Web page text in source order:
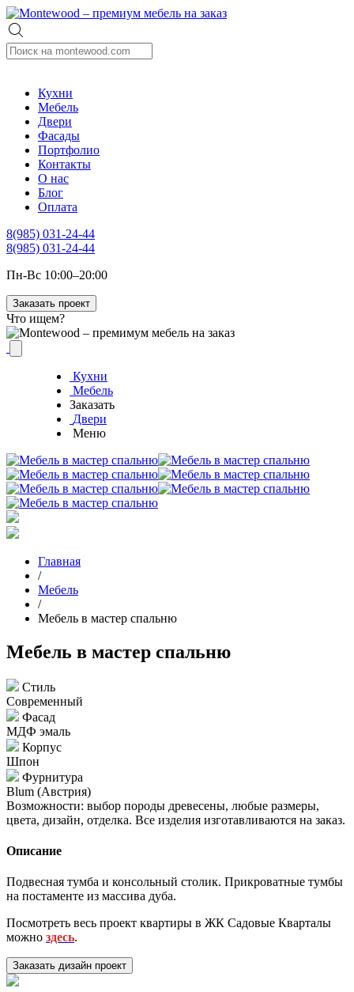
Кухни
Мебель
Двери
Фасады
Портфолио
Контакты
О нас
Блог
Оплата
8(985) 031-24-44
8(985) 031-24-44
Пн-Вс 10:00–20:00
Заказать проект
Что ищем?
Кухни
Мебель
Заказать
Двери
Меню
Главная
/
Мебель
/
Мебель в мастер спальню
Мебель в мастер спальню
Cтиль
Современный
Фасад
МДФ эмаль
Корпус
Шпон
Фурнитура
Blum (Австрия)
Возможности: выбор породы древесены, любые размеры,
цвета, дизайн, отделка. Все изделия изготавливаются на заказ.
Описание
Подвесная тумба и консольный столик. Прикроватные тумбы
на постаменте из массива дуба.
Посмотреть весь проект квартиры в ЖК Садовые Кварталы
можно здесь.
Заказать дизайн проект